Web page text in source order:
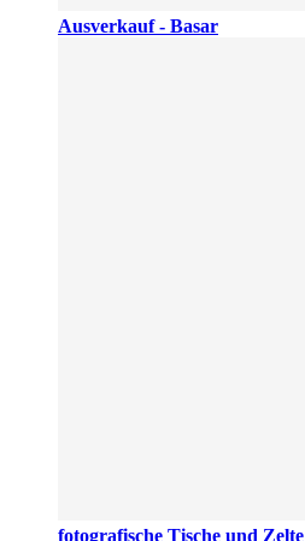
Ausverkauf - Basar
fotografische Tische und Zelte